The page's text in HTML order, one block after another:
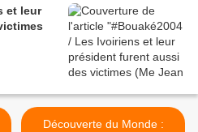
et leur
Découverte du Monde :